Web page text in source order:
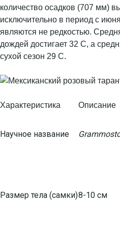
количество осадков (707 мм)
исключительно в период с
являются не редкостью.
дождей достигает 32 С, а
сухой сезон 29 С.
Характеристика Описание
Научное название
Размер тела (самки)8-10 см